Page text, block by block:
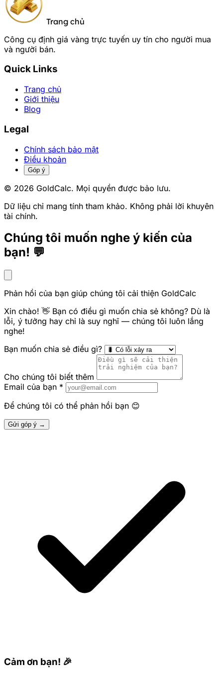
Trang chủ
Công cụ định giá vàng trực tuyến uy tín cho người mua
và người bán.
Quick Links
Trang chủ
Giới thiệu
Blog
Legal
Chính sách bảo mật
Điều khoản
Góp ý
© 2026 GoldCalc. Mọi quyền được bảo lưu.
Dữ liệu chỉ mang tính tham khảo. Không phải lời khuyên
tài chính.
Chúng tôi muốn nghe ý kiến của
bạn! 💬
Phản hồi của bạn giúp chúng tôi cải thiện GoldCalc
Xin chào! 👋 Bạn có điều gì muốn chia sẻ không? Dù là
lỗi, ý tưởng hay chỉ là suy nghĩ — chúng tôi luôn lắng
nghe!
Bạn muốn chia sẻ điều gì?
Cho chúng tôi biết thêm
Email của bạn *
Để chúng tôi có thể phản hồi bạn 😊
Gửi góp ý →
Cảm ơn bạn! 🎉